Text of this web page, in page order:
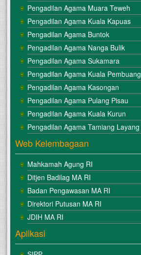
Pengadilan Agama Muara Teweh
Pengadilan Agama Kuala Kapuas
Pengadilan Agama Buntok
Pengadilan Agama Nanga Bulik
Pengadilan Agama Sukamara
Pengadilan Agama Kuala Pembuang
Pengadilan Agama Kasongan
Pengadilan Agama Pulang Pisau
Pengadilan Agama Kuala Kurun
Pengadilan Agama Tamiang Layang
Web Kelembagaan
Mahkamah Agung RI
Ditjen Badilag MA RI
Badan Pengawasan MA RI
Direktori Putusan MA RI
JDIH MA RI
Aplikasi